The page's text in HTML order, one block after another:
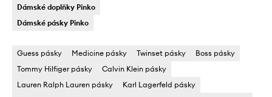
Dámské doplňky Pinko
Dámské pásky Pinko
Guess pásky Medicine pásky Twinset pásky
Boss pásky
Tommy Hilfiger pásky
Calvin Klein pásky
Lauren Ralph Lauren pásky
Karl Lagerfeld pásky